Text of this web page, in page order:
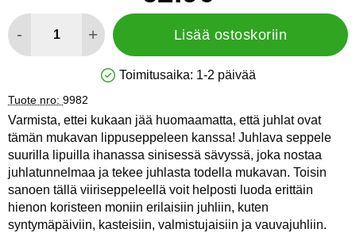
- + Lisää ostoskoriin
Saatavuus: Varastossa
Toimitusaika: 1-2 päivää
Tuote nro: 9982
Varmista, ettei kukaan jää huomaamatta, että juhlat ovat
tämän mukavan lippuseppeleen kanssa! Juhlava seppele
suurilla lipuilla ihanassa sinisessä sävyssä, joka nostaa
juhlatunnelmaa ja tekee juhlasta todella mukavan. Toisin
sanoen tällä viiriseppeleellä voit helposti luoda erittäin
hienon koristeen moniin erilaisiin juhliin, kuten
syntymäpäiviin, kasteisiin, valmistujaisiin ja vauvajuhliin.